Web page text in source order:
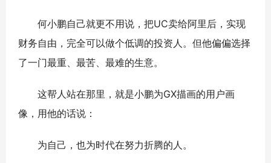
何小鹏自己就更不用说，把UC卖给阿里后，实现
财务自由，完全可以做个低调的投资人。但他偏偏选择
了一门最重、最苦、最难的生意。
这帮人站在那里，就是小鹏为GX描画的用户画
像，用他的话说：
为自己，也为时代在努力折腾的人。